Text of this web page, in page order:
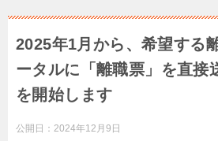
2025年1月から、希望する
ータルに「離職票」を直接
を開始します
公開日： 2024年12月9日